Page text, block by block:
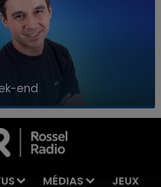
END
end
MÉDIAS JEUX